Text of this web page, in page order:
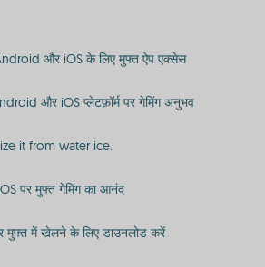
और iOS के लिए मुफ्त ऐप एक्सेस
और iOS प्लेटफ़ॉर्म पर गेमिंग अनुभव
it from water ice.
पर मुफ्त गेमिंग का आनंद
मुफ्त में खेलने के लिए डाउनलोड करें